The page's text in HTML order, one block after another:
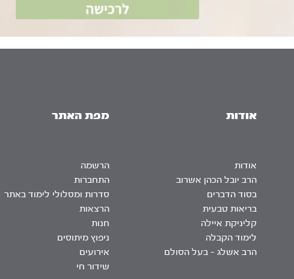
אודות
אודות
הרב יובל הכהן אשרוב
בסוד הדברים
בריאות טבעית
קליניקת איילה
לימוד הקבלה
הרב אשלג – בעל הסולם
מפת האתר
הרשמה
התחברות
סדרות ומסלולי לימוד באתר
הרצאות
חנות
ניפוץ מיתוסים
אירועים
שידור חי